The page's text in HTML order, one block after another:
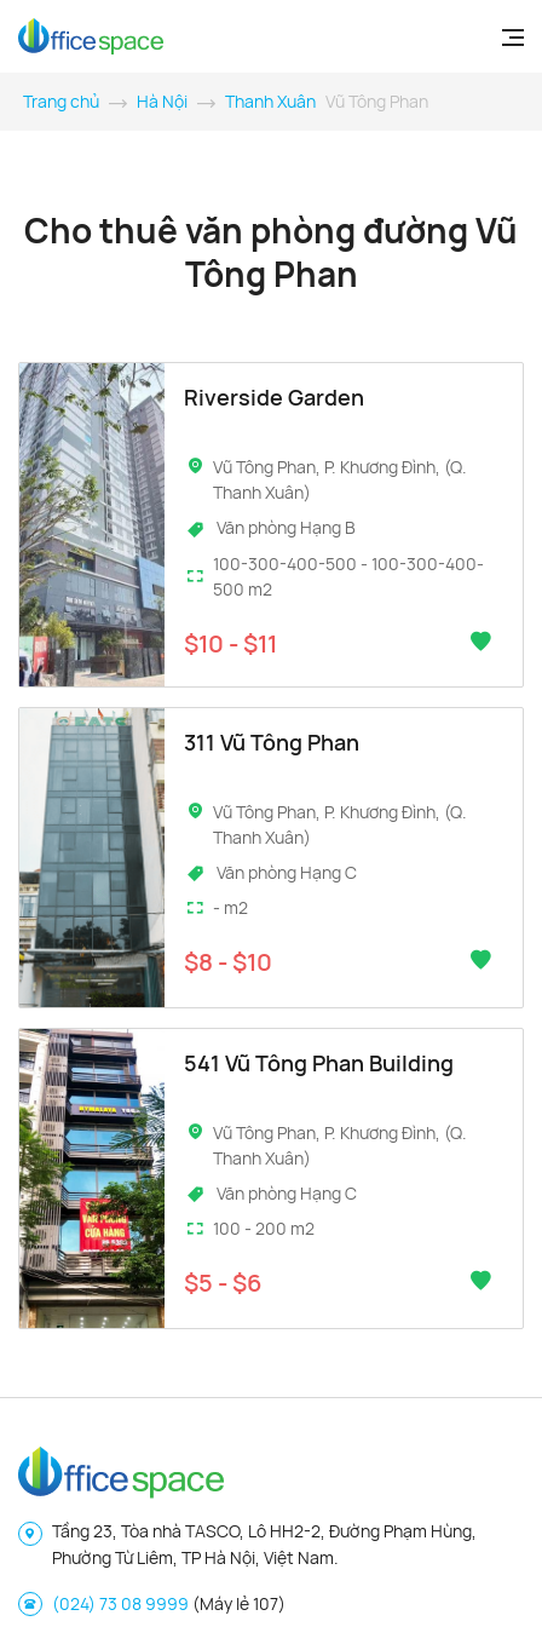
Trang chủ Hà Nội Thanh Xuân Vũ Tông Phan
Cho thuê văn phòng đường Vũ
Tông Phan
Riverside Garden
Vũ Tông Phan, P. Khương Đình, (Q.
Thanh Xuân)
Văn phòng Hạng B
100-300-400-500 - 100-300-400-
500 m2
$10 - $11
311 Vũ Tông Phan
Vũ Tông Phan, P. Khương Đình, (Q.
Thanh Xuân)
Văn phòng Hạng C
- m2
$8 - $10
541 Vũ Tông Phan Building
Vũ Tông Phan, P. Khương Đình, (Q.
Thanh Xuân)
Văn phòng Hạng C
100 - 200 m2
$5 - $6
Tầng 23, Tòa nhà TASCO, Lô HH2-2, Đường Phạm Hùng,
Phường Từ Liêm, TP Hà Nội, Việt Nam.
(024) 73 08 9999 (Máy lẻ 107)